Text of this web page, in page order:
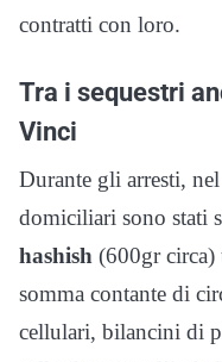
contratti con loro.
Tra i sequestri
Vinci
Durante gli arresti,
domiciliari sono stati
hashish (600gr circa)
somma contante di
cellulari, bilancini di